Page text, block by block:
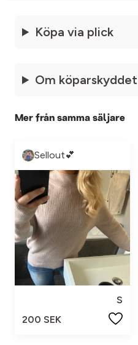
Köpa via plick
Om köparskyddet
Mer från samma säljare
Sellout💕
S
200 SEK